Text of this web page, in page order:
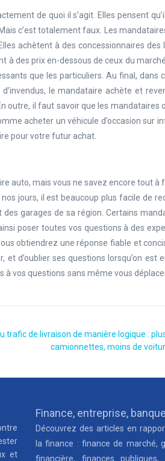
de quoi il s’agit. Elles pensent
c’est totalement faux. Les
achètent à des concessionnaires des
à des prix en-dessous de ceux du
que les particuliers. Au final, dans
le mandataire achète et
outre, il faut savoir que les mandataires
acheter un véhicule d’occasion sur
pour votre futur achat.
auto, mais vous ne savez encore tout à
jours, il est beaucoup plus facile de
garages de sa région. Certains
poser toutes vos questions à des
obtiendrez une réponse fiable et
d’oublier ses questions lorsqu’on est
à vos questions sans même vous
trafic de livraison de manière logique :
camionnettes, moins de
et
Finance, entreprise,
Découvrez des articles en
la finance : finance de marché,
financière, finances publiques,